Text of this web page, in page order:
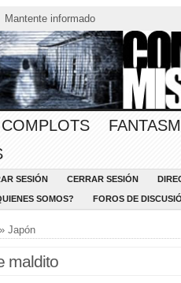
Mantente informado
COMPLOTS
SESIÓN CERRAR SESIÓN
SOMOS? FOROS DE
Japón
maldito